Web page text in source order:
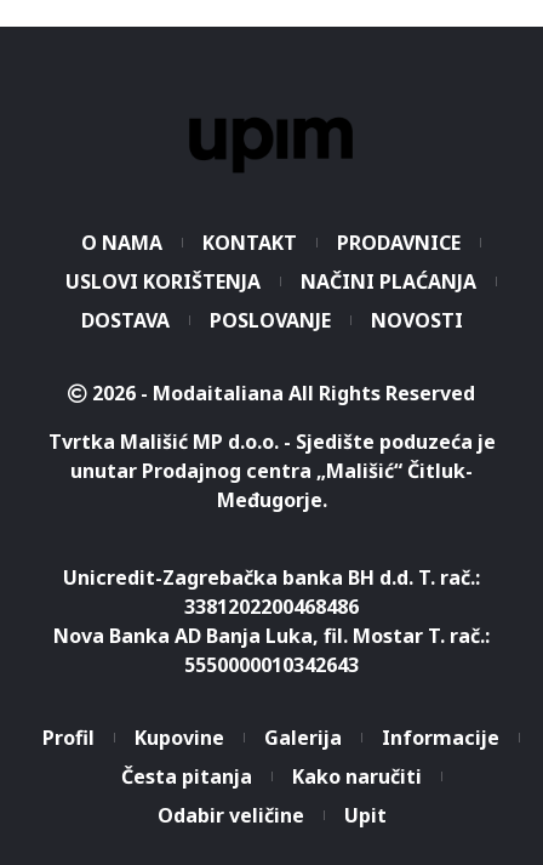
O NAMA KONTAKT
PRODAVNICE
USLOVI KORIŠTENJA
NAČINI PLAĆANJA
DOSTAVA
POSLOVANJE NOVOSTI
2026 - Modaitaliana All Rights Reserved
Tvrtka Mališić MP d.o.o. - Sjedište poduzeća je
unutar Prodajnog centra „Mališić“ Čitluk-
Međugorje.
Unicredit-Zagrebačka banka BH d.d. T. rač.:
3381202200468486
Nova Banka AD Banja Luka, fil. Mostar T. rač.:
5550000010342643
Profil Kupovine Galerija
Informacije
Česta pitanja
Kako naručiti
Odabir veličine
Upit